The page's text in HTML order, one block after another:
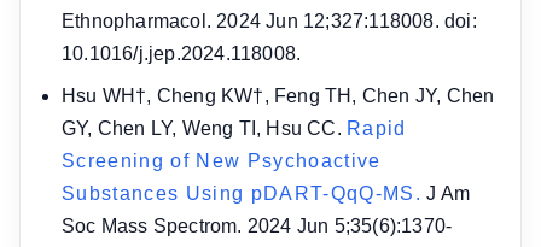
Ethnopharmacol. 2024 Jun 12;327:118008. doi:
10.1016/j.jep.2024.118008.
Hsu WH†, Cheng KW†, Feng TH, Chen JY, Chen
GY, Chen LY, Weng TI, Hsu CC. Rapid
Screening of New Psychoactive
Substances Using pDART-QqQ-MS. J Am
Soc Mass Spectrom. 2024 Jun 5;35(6):1370-